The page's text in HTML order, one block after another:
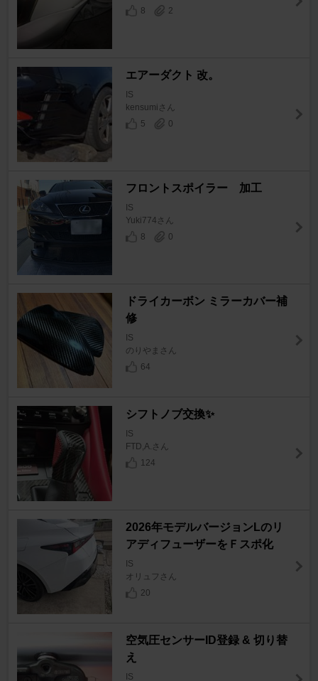
8
2
エアーダクト 改。
IS
kensumiさん
5
0
フロントスポイラー 加工
IS
Yuki774さん
8
0
ドライカーボン ミラーカバー補
修
IS
のりやまさん
64
シフトノブ交換✨️
IS
FTD,A.さん
124
2026年モデルバージョンLのリ
アディフューザーをＦスポ化
IS
オリュフさん
20
空気圧センサーID登録 & 切り替
え
IS